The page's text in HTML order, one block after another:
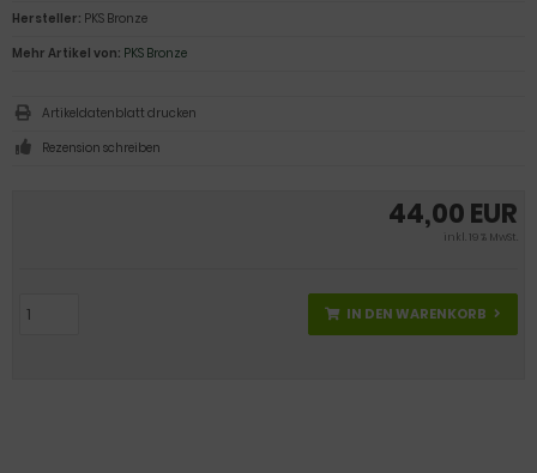
44,00 EUR
inkl. 19 % MwSt.
IN DEN WARENKORB
Hersteller: PKS Bronze
Mehr Artikel von: PKS Bronze
Artikeldatenblatt drucken
Rezension schreiben